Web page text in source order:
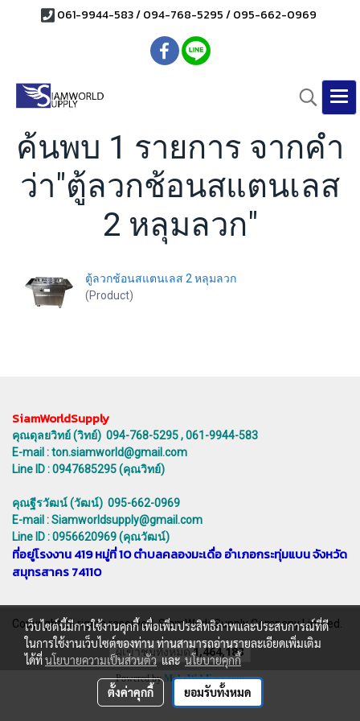
061-9944-583 / 094-768-5295 / 095-662-0969
ค้นพบ 1 รายการ จากคำ
ว่า"ตู้ลวกช้อนสแตนเลส
2 หลุมลวก"
ตู้ลวกช้อนสแตนเลส 2 หลุมลวก
(Product)
SiamWorldSupply
คุณดุลยวิทย์ (วิทย์) 094-768-5295 , 061-9944-583
E-mail : ton.siamworld@gmail.com
Line ID : 0947685295 (คุณวิทย์)
คุณฐีรวัฒน์ (วัฒน์) 095-662-0969
E-mail : Siamworldsupply@gmail.com
Line ID : 0956620969 (คุณวัฒน์)
ที่อยู่โรงงาน 419 หมู่ที่ 10 ตำบลคลองมะเดื่อ อำเภอกระทุ่มแบน จังหวัด
สมุทรสาคร 74110
Copyright all rights reserved. SiamWorldSupply Company Limited.
ผู้เข้าชมทั้งหมด1,464,183
Powered byMakeWebEasy.com
เว็บไซต์นี้มีการใช้งานคุกกี้ เพื่อเพิ่มประสิทธิภาพและประสบการณ์ที่ดี
ในการใช้งานเว็บไซต์ของท่าน ท่านสามารถอ่านรายละเอียดเพิ่มเติม
ได้ที่นโยบายความเป็นส่วนตัวและนโยบายคุกกี้
ตั้งค่าคุกกี้ ยอมรับทั้งหมด